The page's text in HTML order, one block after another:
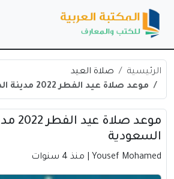
الرئيسية
صلاة العيد
موعد صلاة عيد الفطر 2022 مدينة الدمام | السعودية
موعد
السعودية
Yousef Mohamed | منذ 4 سنوات